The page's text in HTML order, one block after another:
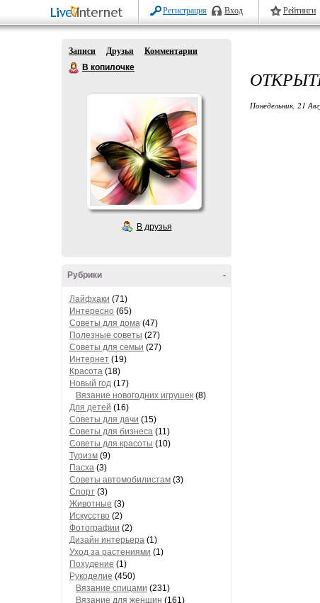
Регистрация Вход Рейтинги
Записи Друзья
Комментарии
В копилочке
В друзья
-
Рубрики
Лайфхаки (71)
Интересно (65)
Советы для дома (47)
Полезные советы (27)
Советы для семьи (27)
Интернет (19)
Красота (18)
Новый год (17)
Вязание новогодних игрушек (8)
Для детей (16)
Советы для дачи (15)
Советы для бизнеса (11)
Советы для красоты (10)
Туризм (9)
Пасха (3)
Советы автомобилистам (3)
Спорт (3)
Животные (3)
Искусство (2)
Фотографии (2)
Дизайн интерьера (1)
Уход за растениями (1)
Похудение (1)
Рукоделие (450)
Вязание спицами (231)
Вязание для женщин (161)
Понедельник, 21